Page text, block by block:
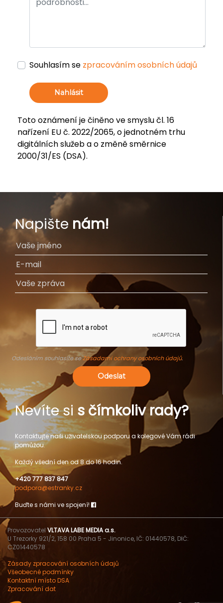
Souhlasím se zpracováním osobních údajů
Nahlásit
Toto oznámení je činěno ve smyslu čl. 16
nařízení EU č. 2022/2065, o jednotném trhu
digitálních služeb a o změně směrnice
2000/31/ES (DSA).
Napište nám!
Odesláním souhlasíte seZásadami ochrany osobních údajů.
Odeslat
Nevíte si s čímkoliv rady?
Kontaktujte naši uživatelskou podporu a kolegové Vám rádi
pomůžou.
Každý všední den od 8 do 16 hodin.
+420 777 837 847
podpora@estranky.cz
Buďte s námi ve spojení!
Provozovatel VLTAVA LABE MEDIA a.s.
U Trezorky 921/2, 158 00 Praha 5 - Jinonice, IČ: 01440578, DIČ:
CZ01440578
Zásady zpracování osobních údajů
Všeobecné podmínky
Kontaktní místo DSA
Zpracování dat